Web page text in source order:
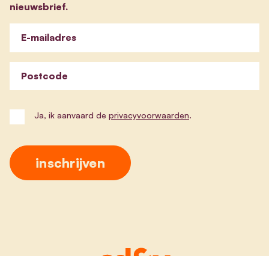
nieuwsbrief.
E-mailadres
Postcode
Ja, ik aanvaard de privacyvoorwaarden.